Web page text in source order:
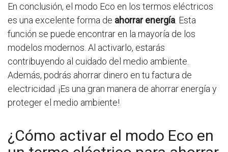
En conclusión, el modo Eco en los termos eléctricos
es una excelente forma de ahorrar energía . Esta
función se puede encontrar en la mayoría de los
modelos modernos. Al activarlo, estarás
contribuyendo al cuidado del medio ambiente.
Además, podrás ahorrar dinero en tu factura de
electricidad. ¡Es una gran manera de ahorrar energía y
proteger el medio ambiente!
¿Cómo activar el modo Eco en